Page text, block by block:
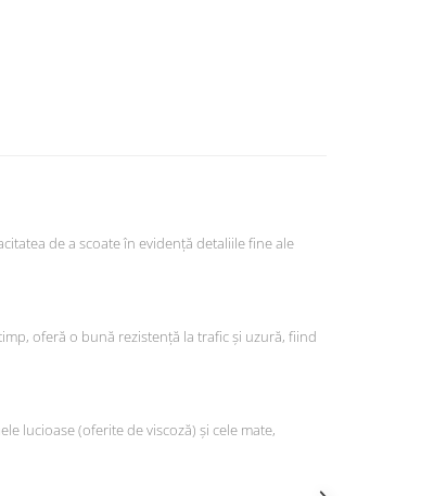
de a scoate în evidență detaliile fine ale
oferă o bună rezistență la trafic și uzură, fiind
lucioase (oferite de viscoză) și cele mate,